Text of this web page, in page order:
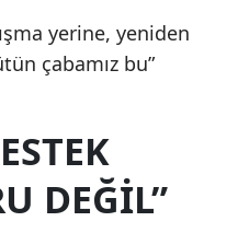
yerine, yeniden
çabamız bu”
DEĞİL”